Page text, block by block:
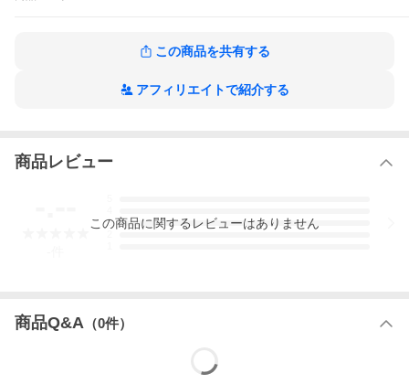
1着からご注文いただけます。大量注文もお気軽にご相談くださ
★加工を施した商品につきましては、不良品を除いては返品・交
換をお受けできません。
この商品を共有する
アフィリエイトで紹介する
商品レビュー
3
この商品に関するレビューはありません
商品Q&A （0件）